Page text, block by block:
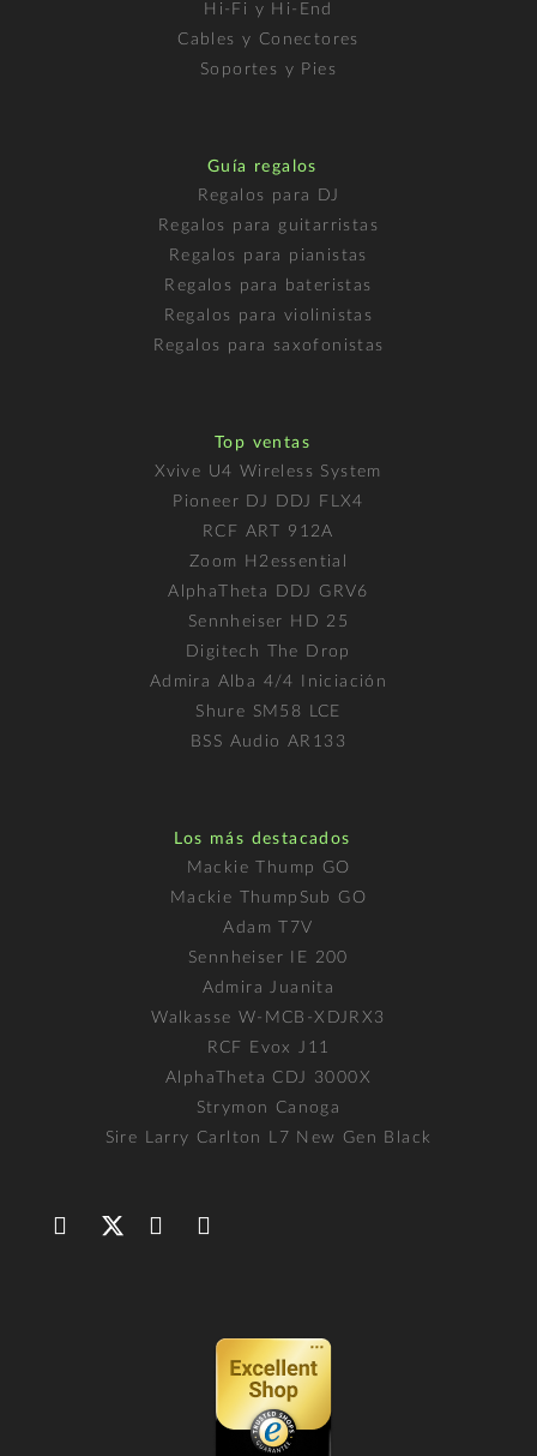
Hi-Fi y Hi-End
Cables y Conectores
Soportes y Pies
Guía regalos
Regalos para DJ
Regalos para guitarristas
Regalos para pianistas
Regalos para bateristas
Regalos para violinistas
Regalos para saxofonistas
Top ventas
Xvive U4 Wireless System
Pioneer DJ DDJ FLX4
RCF ART 912A
Zoom H2essential
AlphaTheta DDJ GRV6
Sennheiser HD 25
Digitech The Drop
Admira Alba 4/4 Iniciación
Shure SM58 LCE
BSS Audio AR133
Los más destacados
Mackie Thump GO
Mackie ThumpSub GO
Adam T7V
Sennheiser IE 200
Admira Juanita
Walkasse W-MCB-XDJRX3
RCF Evox J11
AlphaTheta CDJ 3000X
Strymon Canoga
Sire Larry Carlton L7 New Gen Black